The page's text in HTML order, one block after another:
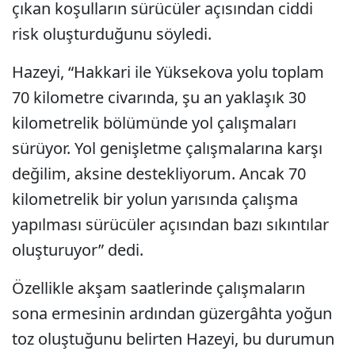
çıkan koşulların sürücüler açısından ciddi
risk oluşturduğunu söyledi.
Hazeyi, “Hakkari ile Yüksekova yolu toplam
70 kilometre civarında, şu an yaklaşık 30
kilometrelik bölümünde yol çalışmaları
sürüyor. Yol genişletme çalışmalarına karşı
değilim, aksine destekliyorum. Ancak 70
kilometrelik bir yolun yarısında çalışma
yapılması sürücüler açısından bazı sıkıntılar
oluşturuyor” dedi.
Özellikle akşam saatlerinde çalışmaların
sona ermesinin ardından güzergâhta yoğun
toz oluştuğunu belirten Hazeyi, bu durumun